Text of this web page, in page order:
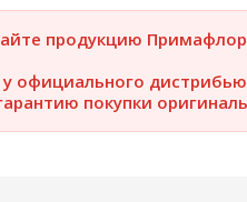
продукцию
у официального
покупки